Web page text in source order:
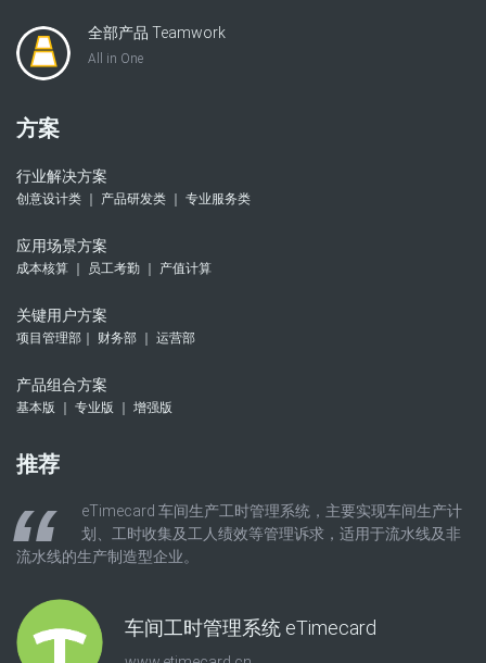
全部产品 Teamwork
All in One
方案
行业解决方案
创意设计类 ｜ 产品研发类 ｜ 专业服务类
应用场景方案
成本核算 ｜ 员工考勤 ｜ 产值计算
关键用户方案
项目管理部｜ 财务部 ｜ 运营部
产品组合方案
基本版 ｜ 专业版 ｜ 增强版
推荐
eTimecard 车间生产工时管理系统，主要实现车间生产计
划、工时收集及工人绩效等管理诉求，适用于流水线及非
流水线的生产制造型企业。
车间工时管理系统 eTimecard